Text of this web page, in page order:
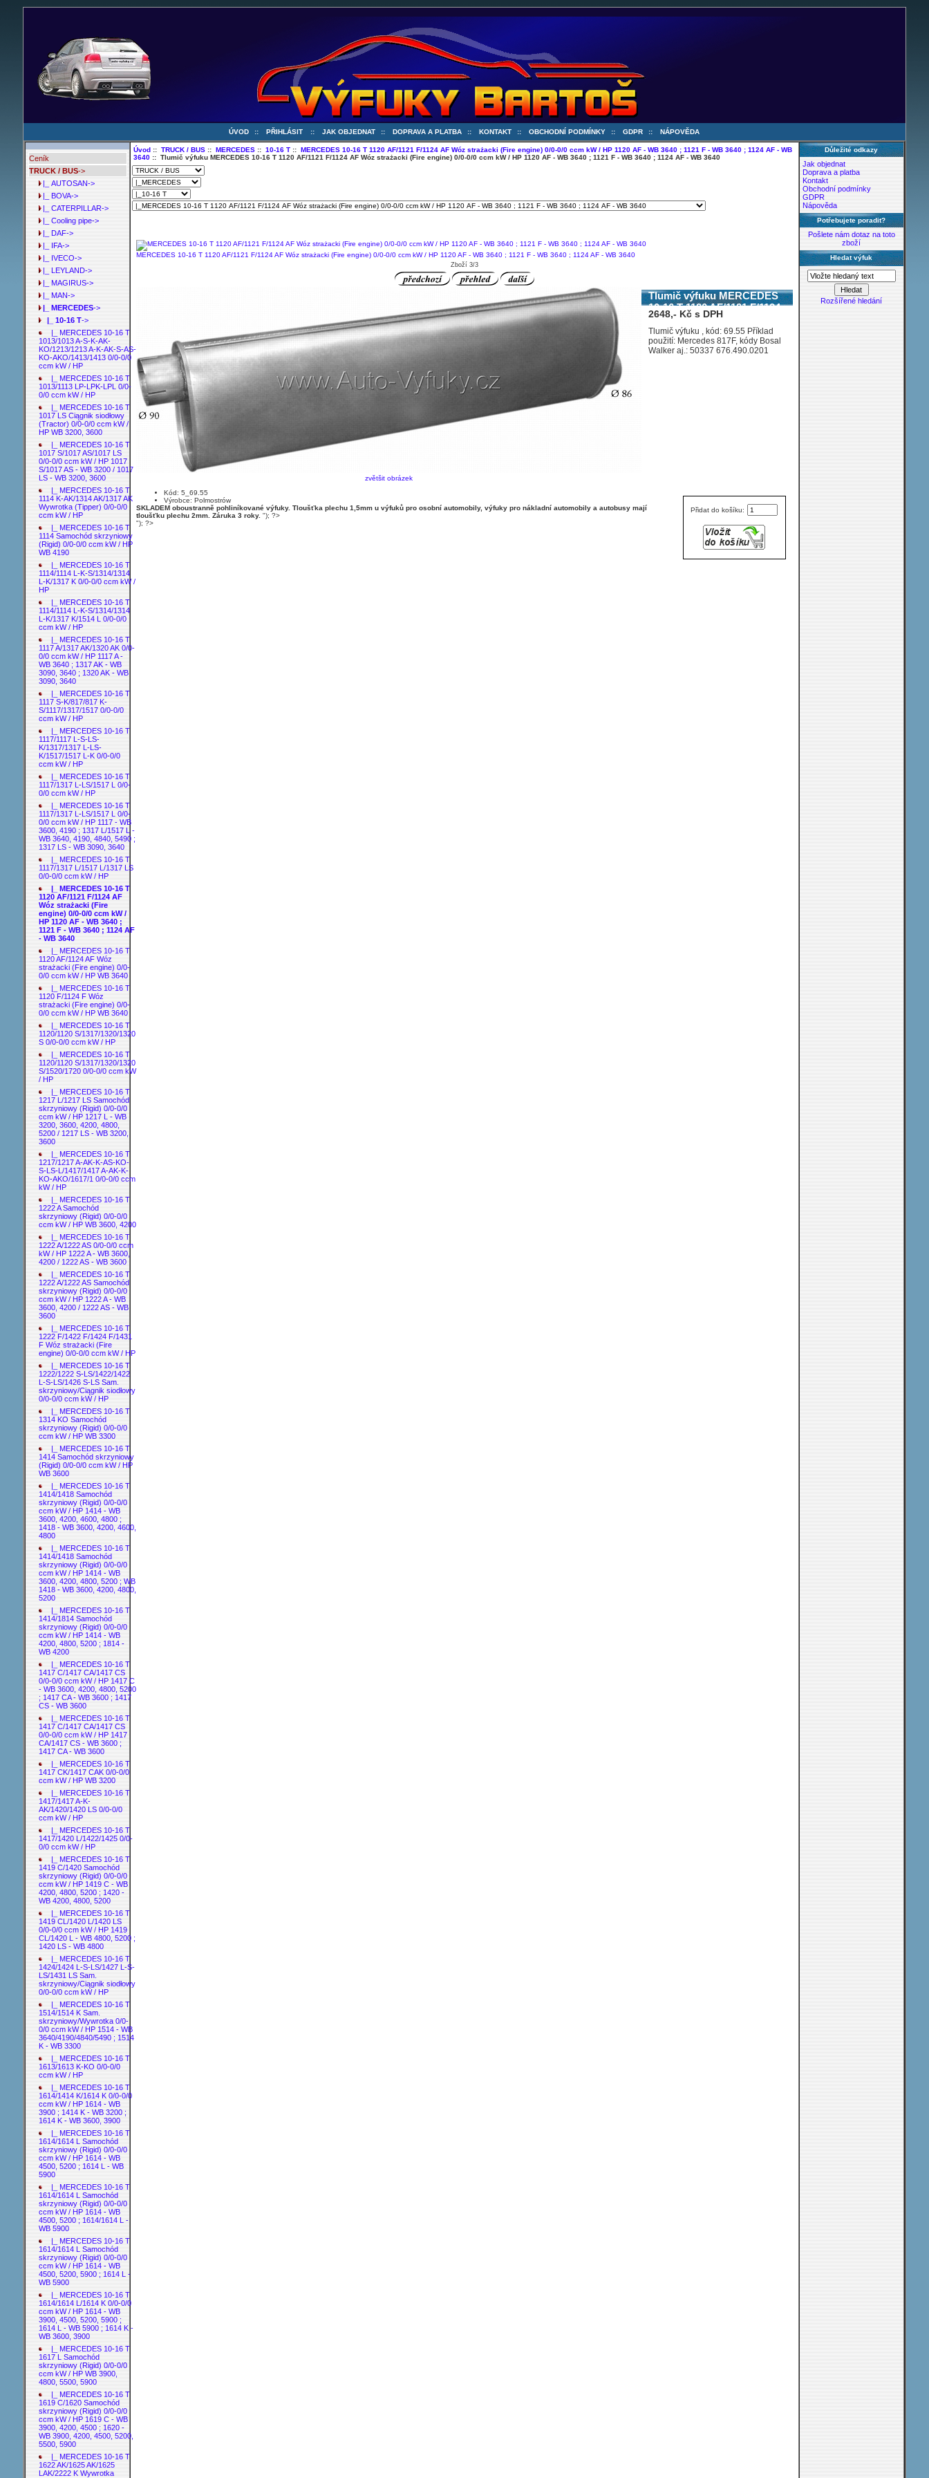
ÚVOD :: PŘIHLÁSIT :: JAK OBJEDNAT :: DOPRAVA A PLATBA :: KONTAKT :: OBCHODNÍ PODMÍNKY :: GDPR :: NÁPOVĚDA
Ceník
TRUCK / BUS->
|_ AUTOSAN->
|_ BOVA->
|_ CATERPILLAR->
|_ Cooling pipe->
|_ DAF->
|_ IFA->
|_ IVECO->
|_ LEYLAND->
|_ MAGIRUS->
|_ MAN->
|_ MERCEDES->
|_ 10-16 T->
|_ MERCEDES 10-16 T
1013/1013 A-S-K-AK-
KO/1213/1213 A-K-AK-S-AS-
KO-AKO/1413/1413 0/0-0/0
ccm kW / HP
|_ MERCEDES 10-16 T
1013/1113 LP-LPK-LPL 0/0-
0/0 ccm kW / HP
|_ MERCEDES 10-16 T
1017 LS Ciągnik siodłowy
(Tractor) 0/0-0/0 ccm kW /
HP WB 3200, 3600
|_ MERCEDES 10-16 T
1017 S/1017 AS/1017 LS
0/0-0/0 ccm kW / HP 1017
S/1017 AS - WB 3200 / 1017
LS - WB 3200, 3600
|_ MERCEDES 10-16 T
1114 K-AK/1314 AK/1317 AK
Wywrotka (Tipper) 0/0-0/0
ccm kW / HP
|_ MERCEDES 10-16 T
1114 Samochód skrzyniowy
(Rigid) 0/0-0/0 ccm kW / HP
WB 4190
|_ MERCEDES 10-16 T
1114/1114 L-K-S/1314/1314
L-K/1317 K 0/0-0/0 ccm kW /
HP
|_ MERCEDES 10-16 T
1114/1114 L-K-S/1314/1314
L-K/1317 K/1514 L 0/0-0/0
ccm kW / HP
|_ MERCEDES 10-16 T
1117 A/1317 AK/1320 AK 0/0-
0/0 ccm kW / HP 1117 A -
WB 3640 ; 1317 AK - WB
3090, 3640 ; 1320 AK - WB
3090, 3640
|_ MERCEDES 10-16 T
1117 S-K/817/817 K-
S/1117/1317/1517 0/0-0/0
ccm kW / HP
|_ MERCEDES 10-16 T
1117/1117 L-S-LS-
K/1317/1317 L-LS-
K/1517/1517 L-K 0/0-0/0
ccm kW / HP
|_ MERCEDES 10-16 T
1117/1317 L-LS/1517 L 0/0-
0/0 ccm kW / HP
|_ MERCEDES 10-16 T
1117/1317 L-LS/1517 L 0/0-
0/0 ccm kW / HP 1117 - WB
3600, 4190 ; 1317 L/1517 L -
WB 3640, 4190, 4840, 5490 ;
1317 LS - WB 3090, 3640
|_ MERCEDES 10-16 T
1117/1317 L/1517 L/1317 LS
0/0-0/0 ccm kW / HP
|_ MERCEDES 10-16 T
1120 AF/1121 F/1124 AF
Wóz strażacki (Fire
engine) 0/0-0/0 ccm kW /
HP 1120 AF - WB 3640 ;
1121 F - WB 3640 ; 1124 AF
- WB 3640
|_ MERCEDES 10-16 T
1120 AF/1124 AF Wóz
strażacki (Fire engine) 0/0-
0/0 ccm kW / HP WB 3640
|_ MERCEDES 10-16 T
1120 F/1124 F Wóz
strażacki (Fire engine) 0/0-
0/0 ccm kW / HP WB 3640
|_ MERCEDES 10-16 T
1120/1120 S/1317/1320/1320
S 0/0-0/0 ccm kW / HP
|_ MERCEDES 10-16 T
1120/1120 S/1317/1320/1320
S/1520/1720 0/0-0/0 ccm kW
/ HP
|_ MERCEDES 10-16 T
1217 L/1217 LS Samochód
skrzyniowy (Rigid) 0/0-0/0
ccm kW / HP 1217 L - WB
3200, 3600, 4200, 4800,
5200 / 1217 LS - WB 3200,
3600
|_ MERCEDES 10-16 T
1217/1217 A-AK-K-AS-KO-
S-LS-L/1417/1417 A-AK-K-
KO-AKO/1617/1 0/0-0/0 ccm
kW / HP
|_ MERCEDES 10-16 T
1222 A Samochód
skrzyniowy (Rigid) 0/0-0/0
ccm kW / HP WB 3600, 4200
|_ MERCEDES 10-16 T
1222 A/1222 AS 0/0-0/0 ccm
kW / HP 1222 A - WB 3600,
4200 / 1222 AS - WB 3600
|_ MERCEDES 10-16 T
1222 A/1222 AS Samochód
skrzyniowy (Rigid) 0/0-0/0
ccm kW / HP 1222 A - WB
3600, 4200 / 1222 AS - WB
3600
|_ MERCEDES 10-16 T
1222 F/1422 F/1424 F/1431
F Wóz strażacki (Fire
engine) 0/0-0/0 ccm kW / HP
|_ MERCEDES 10-16 T
1222/1222 S-LS/1422/1422
L-S-LS/1426 S-LS Sam.
skrzyniowy/Ciągnik siodłowy
0/0-0/0 ccm kW / HP
|_ MERCEDES 10-16 T
1314 KO Samochód
skrzyniowy (Rigid) 0/0-0/0
ccm kW / HP WB 3300
|_ MERCEDES 10-16 T
1414 Samochód skrzyniowy
(Rigid) 0/0-0/0 ccm kW / HP
WB 3600
|_ MERCEDES 10-16 T
1414/1418 Samochód
skrzyniowy (Rigid) 0/0-0/0
ccm kW / HP 1414 - WB
3600, 4200, 4600, 4800 ;
1418 - WB 3600, 4200, 4600,
4800
|_ MERCEDES 10-16 T
1414/1418 Samochód
skrzyniowy (Rigid) 0/0-0/0
ccm kW / HP 1414 - WB
3600, 4200, 4800, 5200 ; WB
1418 - WB 3600, 4200, 4800,
5200
|_ MERCEDES 10-16 T
1414/1814 Samochód
skrzyniowy (Rigid) 0/0-0/0
ccm kW / HP 1414 - WB
4200, 4800, 5200 ; 1814 -
WB 4200
|_ MERCEDES 10-16 T
1417 C/1417 CA/1417 CS
0/0-0/0 ccm kW / HP 1417 C
- WB 3600, 4200, 4800, 5200
; 1417 CA - WB 3600 ; 1417
CS - WB 3600
|_ MERCEDES 10-16 T
1417 C/1417 CA/1417 CS
0/0-0/0 ccm kW / HP 1417
CA/1417 CS - WB 3600 ;
1417 CA - WB 3600
|_ MERCEDES 10-16 T
1417 CK/1417 CAK 0/0-0/0
ccm kW / HP WB 3200
|_ MERCEDES 10-16 T
1417/1417 A-K-
AK/1420/1420 LS 0/0-0/0
ccm kW / HP
|_ MERCEDES 10-16 T
1417/1420 L/1422/1425 0/0-
0/0 ccm kW / HP
|_ MERCEDES 10-16 T
1419 C/1420 Samochód
skrzyniowy (Rigid) 0/0-0/0
ccm kW / HP 1419 C - WB
4200, 4800, 5200 ; 1420 -
WB 4200, 4800, 5200
|_ MERCEDES 10-16 T
1419 CL/1420 L/1420 LS
0/0-0/0 ccm kW / HP 1419
CL/1420 L - WB 4800, 5200 ;
1420 LS - WB 4800
|_ MERCEDES 10-16 T
1424/1424 L-S-LS/1427 L-S-
LS/1431 LS Sam.
skrzyniowy/Ciągnik siodłowy
0/0-0/0 ccm kW / HP
|_ MERCEDES 10-16 T
1514/1514 K Sam.
skrzyniowy/Wywrotka 0/0-
0/0 ccm kW / HP 1514 - WB
3640/4190/4840/5490 ; 1514
K - WB 3300
|_ MERCEDES 10-16 T
1613/1613 K-KO 0/0-0/0
ccm kW / HP
|_ MERCEDES 10-16 T
1614/1414 K/1614 K 0/0-0/0
ccm kW / HP 1614 - WB
3900 ; 1414 K - WB 3200 ;
1614 K - WB 3600, 3900
|_ MERCEDES 10-16 T
1614/1614 L Samochód
skrzyniowy (Rigid) 0/0-0/0
ccm kW / HP 1614 - WB
4500, 5200 ; 1614 L - WB
5900
|_ MERCEDES 10-16 T
1614/1614 L Samochód
skrzyniowy (Rigid) 0/0-0/0
ccm kW / HP 1614 - WB
4500, 5200 ; 1614/1614 L -
WB 5900
|_ MERCEDES 10-16 T
1614/1614 L Samochód
skrzyniowy (Rigid) 0/0-0/0
ccm kW / HP 1614 - WB
4500, 5200, 5900 ; 1614 L -
WB 5900
|_ MERCEDES 10-16 T
1614/1614 L/1614 K 0/0-0/0
ccm kW / HP 1614 - WB
3900, 4500, 5200, 5900 ;
1614 L - WB 5900 ; 1614 K -
WB 3600, 3900
|_ MERCEDES 10-16 T
1617 L Samochód
skrzyniowy (Rigid) 0/0-0/0
ccm kW / HP WB 3900,
4800, 5500, 5900
|_ MERCEDES 10-16 T
1619 C/1620 Samochód
skrzyniowy (Rigid) 0/0-0/0
ccm kW / HP 1619 C - WB
3900, 4200, 4500 ; 1620 -
WB 3900, 4200, 4500, 5200,
5500, 5900
|_ MERCEDES 10-16 T
1622 AK/1625 AK/1625
LAK/2222 K Wywrotka
Úvod ::TRUCK / BUS ::MERCEDES ::10-16 T ::MERCEDES 10-16 T 1120 AF/1121 F/1124 AF Wóz strażacki (Fire engine) 0/0-0/0 ccm kW / HP 1120 AF - WB 3640 ; 1121 F - WB 3640 ; 1124 AF - WB
3640 :: Tlumič výfuku MERCEDES 10-16 T 1120 AF/1121 F/1124 AF Wóz strażacki (Fire engine) 0/0-0/0 ccm kW / HP 1120 AF - WB 3640 ; 1121 F - WB 3640 ; 1124 AF - WB 3640
MERCEDES 10-16 T 1120 AF/1121 F/1124 AF Wóz strażacki (Fire engine) 0/0-0/0 ccm kW / HP 1120 AF - WB 3640 ; 1121 F - WB 3640 ; 1124 AF - WB 3640
Zboží 3/3
zvětšit obrázek
Tlumič výfuku MERCEDES
10-16 T 1120 AF/1121 F/1124
AF Wóz strażacki (Fire
engine) 0/0-0/0 ccm kW / HP
1120 AF - WB 3640 ; 1121 F -
WB 3640 ; 1124 AF - WB 3640
2648,- Kč s DPH
Tlumič výfuku , kód: 69.55 Příklad
použití: Mercedes 817F, kódy Bosal
Walker aj.: 50337 676.490.0201
Přidat do košíku:
Kód: 5_69.55
Výrobce: Polmostrów
SKLADEM oboustranně pohliníkované výfuky. Tloušťka plechu 1,5mm u výfuků pro osobní automobily, výfuky pro nákladní automobily a autobusy mají
tloušťku plechu 2mm. Záruka 3 roky. "); ?>
"); ?>
Důležité odkazy
Jak objednat
Doprava a platba
Kontakt
Obchodní podmínky
GDPR
Nápověda
Potřebujete poradit?
Pošlete nám dotaz na toto
zboží
Hledat výfuk
Rozšířené hledání